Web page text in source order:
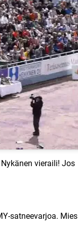
vieraili! Jos
satneevarjoa. Mies